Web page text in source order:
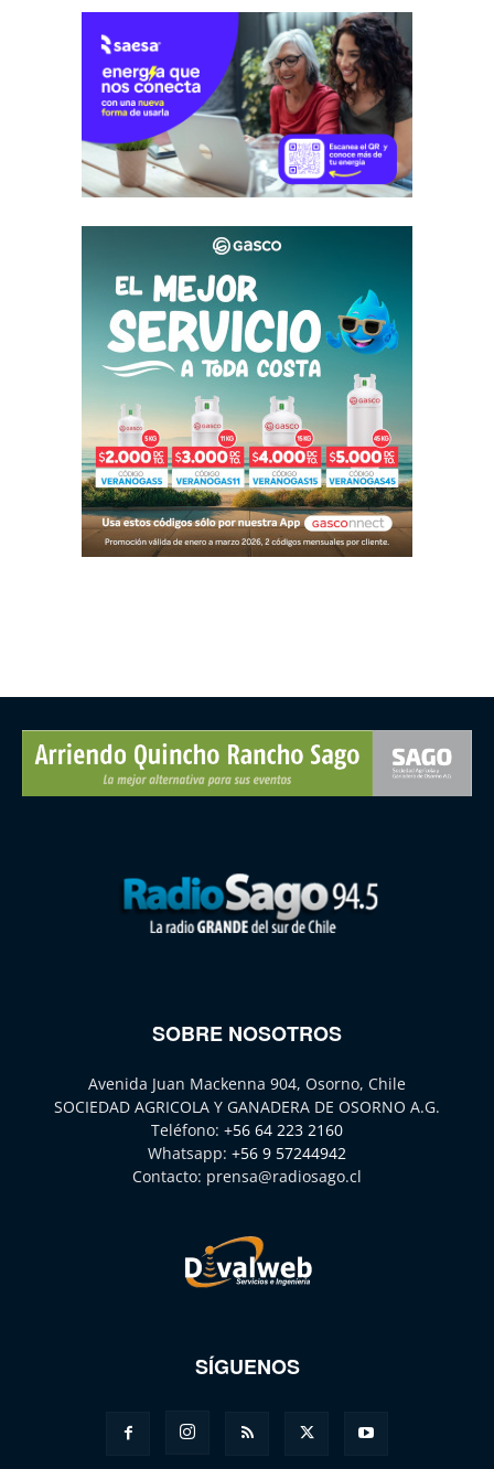
SOBRE NOSOTROS
Avenida Juan Mackenna 904, Osorno, Chile
SOCIEDAD AGRICOLA Y GANADERA DE OSORNO A.G.
Teléfono: +56 64 223 2160
Whatsapp: +56 9 57244942
Contacto: prensa@radiosago.cl
SÍGUENOS